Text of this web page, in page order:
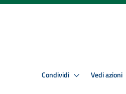
Condividi Vedi azioni